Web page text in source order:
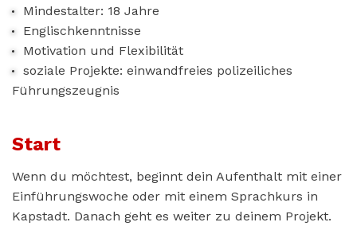
Mindestalter: 18 Jahre
Englischkenntnisse
Motivation und Flexibilität
soziale Projekte: einwandfreies polizeiliches
Führungszeugnis
Start
Wenn du möchtest, beginnt dein Aufenthalt mit einer
Einführungswoche oder mit einem Sprachkurs in
Kapstadt. Danach geht es weiter zu deinem Projekt.